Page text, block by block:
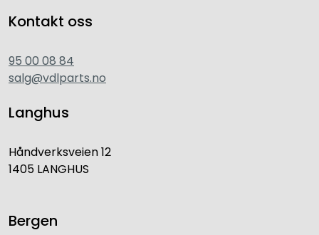
Kontakt oss
95 00 08 84
salg@vdlparts.no
Langhus
Håndverksveien 12
1405 LANGHUS
Bergen